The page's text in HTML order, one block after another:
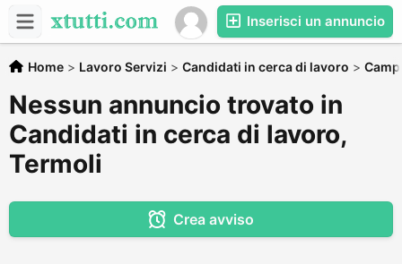
Inserisci un annuncio
Home > Lavoro Servizi > Candidati in cerca di lavoro >
Nessun annuncio trovato in
Candidati in cerca di lavoro,
Termoli
Crea avviso